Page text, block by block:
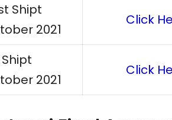
Shipt
2021
Click
2021
Click